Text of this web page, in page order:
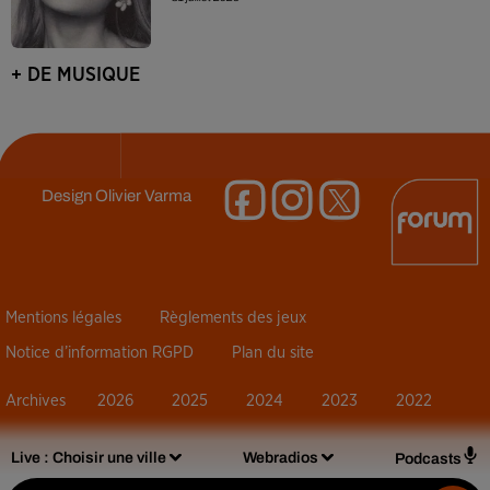
Live : Choisir une ville Webradios Podcasts
+ DE MUSIQUE
DesignOlivier Varma
Mentions légales Règlements des jeux
Notice d’information RGPD Plan du site
Archives 2026 2025 2024 2023 2022